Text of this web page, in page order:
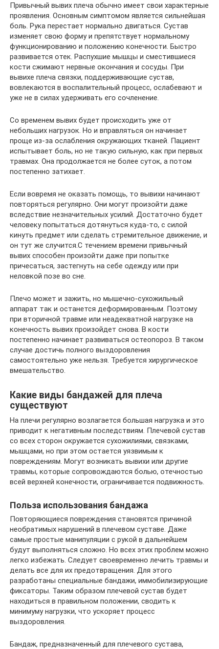
Привычный вывих плеча обычно имеет свои характерные
проявления. Основным симптомом является сильнейшая
боль. Рука перестает нормально двигаться. Сустав
изменяет свою форму и препятствует нормальному
функционированию и положению конечности. Быстро
развивается отек. Распухшие мышцы и сместившиеся
кости сжимают нервные окончания и сосуды. При
вывихе плеча связки, поддерживающие сустав,
вовлекаются в воспалительный процесс, ослабевают и
уже не в силах удерживать его сочленение.
Со временем вывих будет происходить уже от
небольших нагрузок. Но и вправляться он начинает
проще из-за ослабления окружающих тканей. Пациент
испытывает боль, но не такую сильную, как при первых
травмах. Она продолжается не более суток, а потом
постепенно затихает.
Если вовремя не оказать помощь, то вывихи начинают
повторяться регулярно. Они могут произойти даже
вследствие незначительных усилий. Достаточно будет
человеку попытаться дотянуться куда-то, с силой
кинуть предмет или сделать стремительное движение, и
он тут же случится.С течением времени привычный
вывих способен произойти даже при попытке
причесаться, застегнуть на себе одежду или при
неловкой позе во сне.
Плечо может и зажить, но мышечно-сухожильный
аппарат так и останется деформированным. Поэтому
при вторичной травме или неадекватной нагрузке на
конечность вывих произойдет снова. В кости
постепенно начинает развиваться остеопороз. В таком
случае достичь полного выздоровления
самостоятельно уже нельзя. Требуется хирургическое
вмешательство.
Какие виды бандажей для плеча
существуют
На плечи регулярно возлагается большая нагрузка и это
приводит к негативным последствиям. Плечевой сустав
со всех сторон окружается сухожилиями, связками,
мышцами, но при этом остается уязвимым к
повреждениям. Могут возникать вывихи или другие
травмы, которые сопровождаются болью, отечностью
всей верхней конечности, ограничивается подвижность.
Польза использования бандажа
Повторяющиеся повреждения становятся причиной
необратимых нарушений в плечевом суставе. Даже
самые простые манипуляции с рукой в дальнейшем
будут выполняться сложно. Но всех этих проблем можно
легко избежать. Следует своевременно лечить травмы и
делать все для их предотвращения. Для этого
разработаны специальные бандажи, иммобилизирующие
фиксаторы. Таким образом плечевой сустав будет
находиться в правильном положении, сводить к
минимуму нагрузки, что ускоряет процесс
выздоровления.
Бандаж, предназначенный для плечевого сустава,